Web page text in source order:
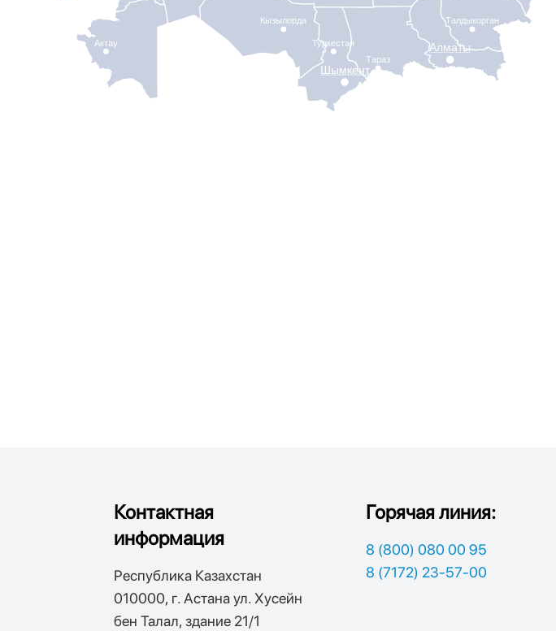
Алматы
Актау
Кызылорда Талдыкорган
Тараз
Туркестан
Шымкент
Контактная
информация
Республика Казахстан
010000, г. Астана ул. Хусейн
бен Талал, здание 21/1
Горячая линия:
8 (800) 080 00 95
8 (7172) 23-57-00